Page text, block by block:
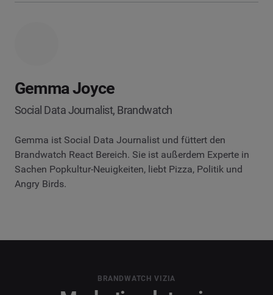
Gemma Joyce
Social Data Journalist, Brandwatch
Gemma ist Social Data Journalist und füttert den
Brandwatch React Bereich. Sie ist außerdem Experte in
Sachen Popkultur-Neuigkeiten, liebt Pizza, Politik und
Angry Birds.
BRANDWATCH VIZIA